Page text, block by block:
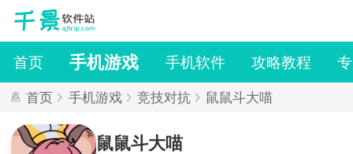
首页 手机游戏 手机软件 攻略教程
首页 手机游戏 竞技对抗 鼠鼠斗大喵
鼠鼠斗大喵